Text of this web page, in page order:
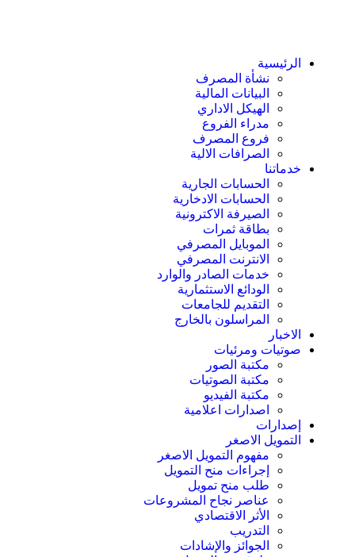
الرئيسية
نشأة المصرف
البيانات المالية
الهيكل الاداري
مدراء الفروع
فروع المصرف
الصرافات الالية
خدماتنا
الحسابات الجارية
الحسابات الادخارية
الصيرفة الاكترونية
بطاقة ثمرات
الموبايل المصرفي
الانترنت المصرفي
خدمات الصادر والوارد
الودائع الاستثمارية
التقديم للجامعات
المراسلون بالخارج
الاخبار
صوتيات ومرئيات
مكتبة الصور
مكتبة الصوتيات
مكتبة الفيديو
اصدارات اعلامية
إصدارات
التمويل الاصغر
مفهوم التمويل الاصغر
إجراءات منح التمويل
طلب منح تمويل
عناصر نجاح المشروعات
الأثر الاقتصادي
التدريب
الجوائز والإشادات